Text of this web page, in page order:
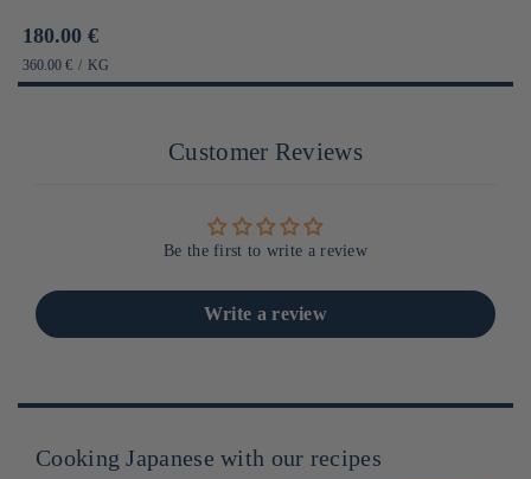
Prix
habituel
180.00 €
PRIX
UNITAIRE
360.00 € / PAR
KG
Customer Reviews
Be the first to write a review
Write a review
Cooking Japanese with our recipes